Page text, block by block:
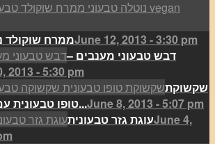
ממרח שוקולדJune 12, 2013 - 3:30 pm
דבש טבעוני מענבים –
2013 - 5:30 pm
שקשוקת
טופו טבעונית עם תרד ותפוחי...June 8, 2013 - 5:07 pm
עוגת גזר טבעוניתJune 4,